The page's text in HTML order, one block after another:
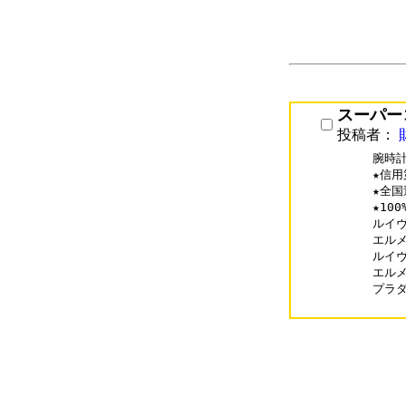
スーパ
投稿者：
腕時
★信用
★全国
ルイ
エル
ルイ
エル
プラ